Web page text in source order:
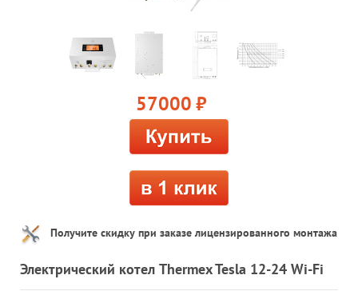
57000 руб.
Получите скидку при заказе лицензированного монтажа
Электрический котел Thermex Tesla 12-24 Wi-Fi